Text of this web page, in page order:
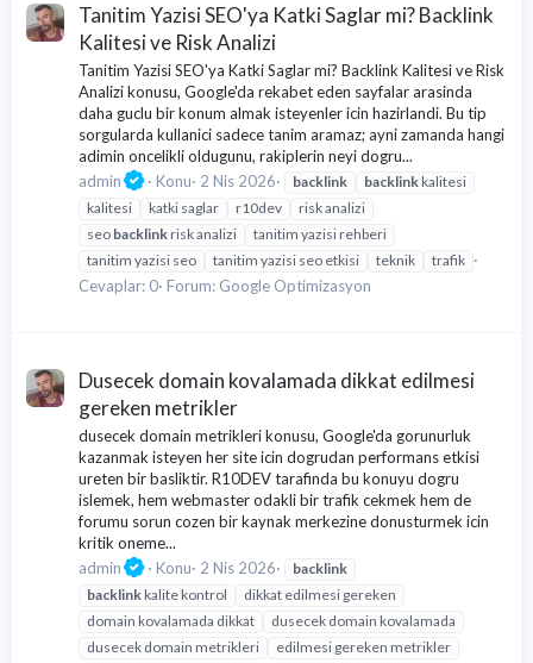
Tanitim Yazisi SEO'ya Katki Saglar mi? Backlink
Kalitesi ve Risk Analizi
Tanitim Yazisi SEO'ya Katki Saglar mi? Backlink Kalitesi ve Risk
Analizi konusu, Google'da rekabet eden sayfalar arasinda
daha guclu bir konum almak isteyenler icin hazirlandi. Bu tip
sorgularda kullanici sadece tanim aramaz; ayni zamanda hangi
adimin oncelikli oldugunu, rakiplerin neyi dogru...
admin
Konu 2 Nis 2026 backlink backlinkkalitesi
kalitesi
katki saglar r10dev
risk analizi
seo backlinkrisk analizi
tanitim yazisi rehberi
tanitim yazisi seo
tanitim yazisi seo etkisi teknik trafik
Cevaplar: 0 Forum: Google Optimizasyon
Dusecek domain kovalamada dikkat edilmesi
gereken metrikler
dusecek domain metrikleri konusu, Google'da gorunurluk
kazanmak isteyen her site icin dogrudan performans etkisi
ureten bir basliktir. R10DEV tarafinda bu konuyu dogru
islemek, hem webmaster odakli bir trafik cekmek hem de
forumu sorun cozen bir kaynak merkezine donusturmek icin
kritik oneme...
admin
Konu 2 Nis 2026
backlink
backlinkkalite kontrol
dikkat edilmesi gereken
domain kovalamada dikkat
dusecek domain kovalamada
dusecek domain metrikleri
edilmesi gereken metrikler